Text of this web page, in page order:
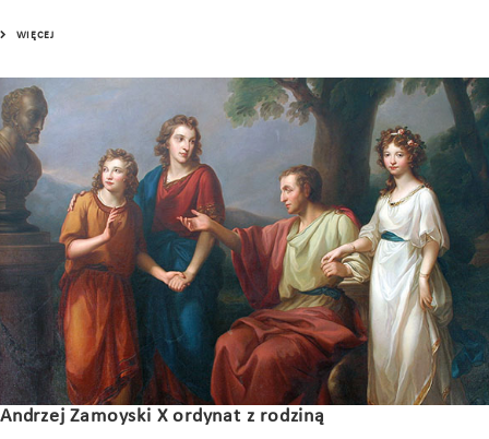
WIĘCEJ
Andrzej Zamoyski X ordynat z rodziną